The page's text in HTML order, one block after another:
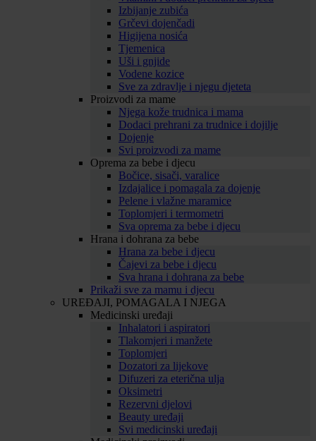
Izbijanje zubića
Grčevi dojenčadi
Higijena nosića
Tjemenica
Uši i gnjide
Vodene kozice
Sve za zdravlje i njegu djeteta
Proizvodi za mame
Njega kože trudnica i mama
Dodaci prehrani za trudnice i dojilje
Dojenje
Svi proizvodi za mame
Oprema za bebe i djecu
Bočice, sisači, varalice
Izdajalice i pomagala za dojenje
Pelene i vlažne maramice
Toplomjeri i termometri
Sva oprema za bebe i djecu
Hrana i dohrana za bebe
Hrana za bebe i djecu
Čajevi za bebe i djecu
Sva hrana i dohrana za bebe
Prikaži sve za mamu i djecu
UREĐAJI, POMAGALA I NJEGA
Medicinski uređaji
Inhalatori i aspiratori
Tlakomjeri i manžete
Toplomjeri
Dozatori za lijekove
Difuzeri za eterična ulja
Oksimetri
Rezervni djelovi
Beauty uređaji
Svi medicinski uređaji